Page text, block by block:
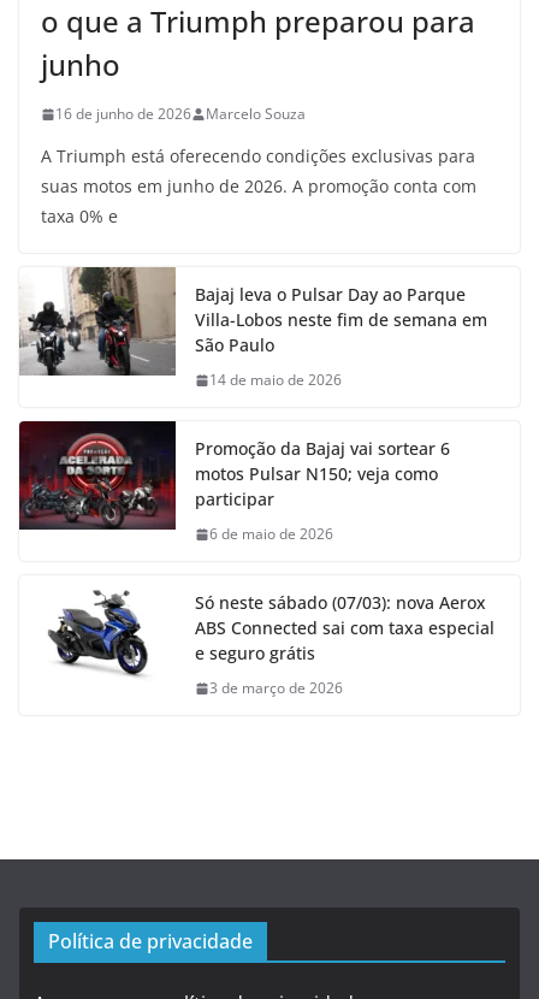
o que a Triumph preparou para
junho
16 de junho de 2026 Marcelo Souza
A Triumph está oferecendo condições exclusivas para
suas motos em junho de 2026. A promoção conta com
taxa 0% e
Bajaj leva o Pulsar Day ao Parque
Villa-Lobos neste fim de semana em
São Paulo
14 de maio de 2026
Promoção da Bajaj vai sortear 6
motos Pulsar N150; veja como
participar
6 de maio de 2026
Só neste sábado (07/03): nova Aerox
ABS Connected sai com taxa especial
e seguro grátis
3 de março de 2026
Política de privacidade